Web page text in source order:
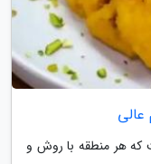
که هر منطقه با روش و